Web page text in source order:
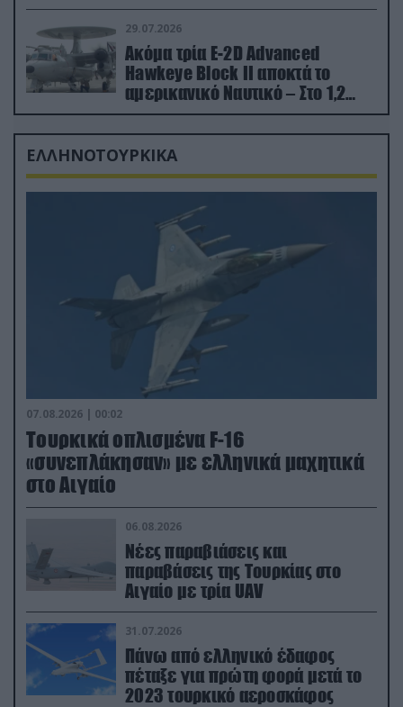
29.07.2026
Ακόμα τρία E-2D Advanced
Hawkeye Block II αποκτά το
αμερικανικό Ναυτικό – Στο 1,2
δισ.δολάρια το κόστος
ΕΛΛΗΝΟΤΟΥΡΚΙΚΑ
07.08.2026 | 00:02
Τουρκικά οπλισμένα F-16
«συνεπλάκησαν» με ελληνικά μαχητικά
στο Αιγαίο
06.08.2026
Νέες παραβιάσεις και
παραβάσεις της Τουρκίας στο
Αιγαίο με τρία UAV
31.07.2026
Πάνω από ελληνικό έδαφος
πέταξε για πρώτη φορά μετά το
2023 τουρκικό αεροσκάφος